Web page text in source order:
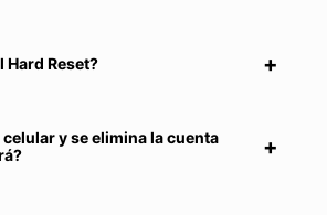
Hard Reset?
y se elimina la cuenta